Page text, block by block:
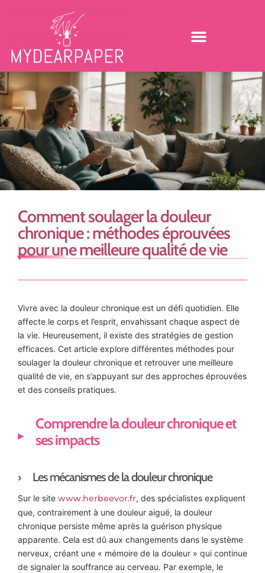
Comment soulager la douleur
chronique : méthodes éprouvées
pour une meilleure qualité de vie
Vivre avec la douleur chronique est un défi quotidien. Elle
affecte le corps et l’esprit, envahissant chaque aspect de
la vie. Heureusement, il existe des stratégies de gestion
efficaces. Cet article explore différentes méthodes pour
soulager la douleur chronique et retrouver une meilleure
qualité de vie, en s’appuyant sur des approches éprouvées
et des conseils pratiques.
Comprendre la douleur chronique et
ses impacts
Les mécanismes de la douleur chronique
Sur le site www.herbeevor.fr, des spécialistes expliquent
que, contrairement à une douleur aiguë, la douleur
chronique persiste même après la guérison physique
apparente. Cela est dû aux changements dans le système
nerveux, créant une « mémoire de la douleur » qui continue
de signaler la souffrance au cerveau. Par exemple, le